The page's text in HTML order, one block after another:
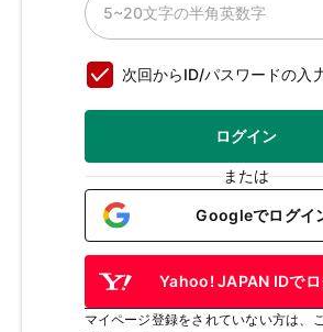
次回からID/パスワードの入
ログイン
または
Googleでログイ
Yahoo! JAPAN IDで
マイページ登録をされていない方は、